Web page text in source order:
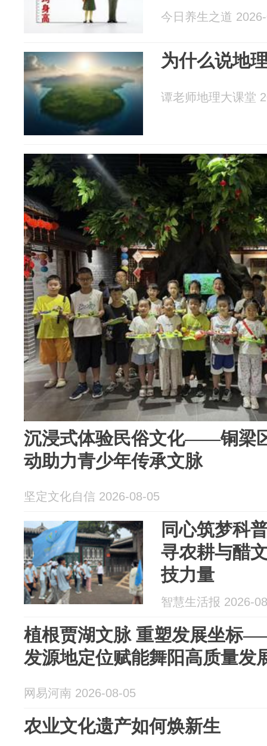
今日养生之道
为什么说地
谭老师地理大课堂
沉浸式体验民俗文化——铜梁
动助力青少年传承文脉
坚定文化自信 2026-08-05
同心筑梦科
寻农耕与醋
技力量
智慧生活报 2026-
植根贾湖文脉 重塑发展坐标
发源地定位赋能舞阳高质量发
网易河南 2026-08-05
农业文化遗产如何焕新生